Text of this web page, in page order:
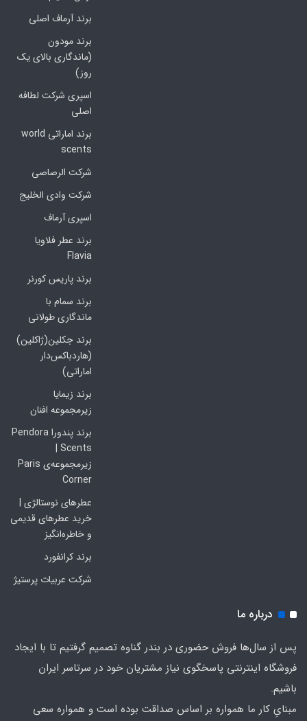
برند آرماف اصلی
برند مودون
(ماندگاری بالای یک
روز)
اسپری شرکت لطافه
اصلی
برند اماراتی world
scents
شرکت الرصاصی
شرکت وادی الخلیج
اسپری آرماف
برند عطر فلاویا
Flavia
برند پاریس کورنر
برند سمام با
ماندگاری طولانی
برند جکلین(ژاکلین)
(هاردباکس‌دار
اماراتی)
برند زیمایا
زیرمجموعه افنان
برند پندورا Pendora
Scents |
زیرمجموعه‌ی Paris
Corner
عطرهای نوستالژی |
خرید عطرهای قدیمی
و خاطره‌انگیز
برند کرانفورد
شرکت عربیات پرستیژ
درباره ما
پس از سال‌ها فروش حضوری در بندر گناوه تصمیم گرفتیم تا با ایجاد
فروشگاه اینترنتی پاسخگوی نیاز مشتریان خود در سرتاسر ایران
باشیم.
مبنایِ کار ما همواره بر اساس صداقت بوده است و همواره سعی